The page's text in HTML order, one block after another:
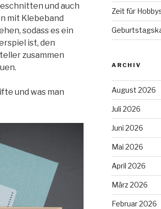
und auch
mit Klebeband
sodass es ein
ist, den
zusammen
und was man
Zeit für
ARCHIV
August 2026
Juli 2026
Juni 2026
Mai 2026
April 2026
März 2026
Februar 2026